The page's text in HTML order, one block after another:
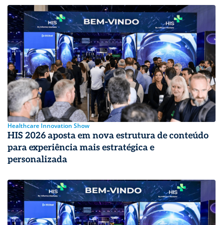
Healthcare Innovation Show
HIS 2026 aposta em nova estrutura de conteúdo
para experiência mais estratégica e
personalizada